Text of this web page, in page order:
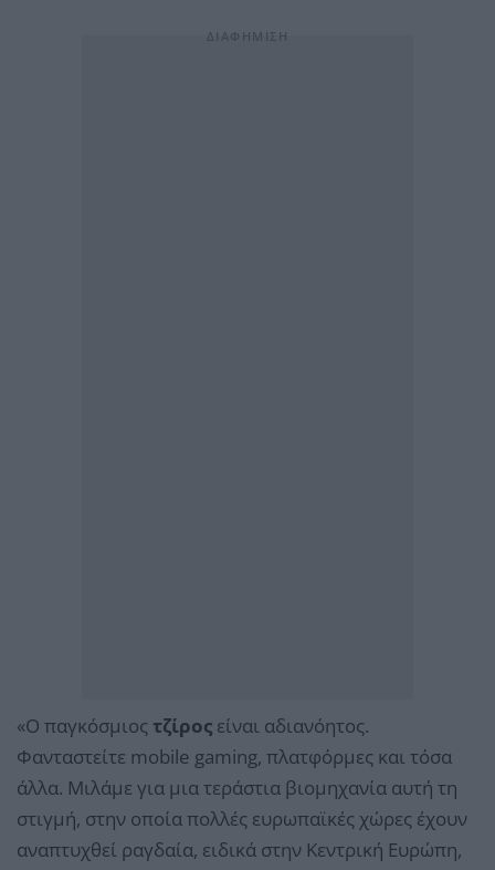
«Ο παγκόσμιος τζίρος είναι αδιανόητος.
Φανταστείτε mobile gaming, πλατφόρμες και τόσα
άλλα. Μιλάμε για μια τεράστια βιομηχανία αυτή τη
στιγμή, στην οποία πολλές ευρωπαϊκές χώρες έχουν
αναπτυχθεί ραγδαία, ειδικά στην Κεντρική Ευρώπη,